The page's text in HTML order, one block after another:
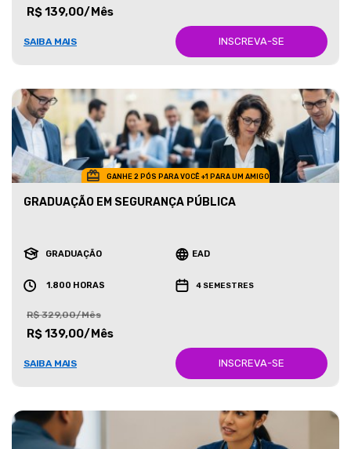
R$ 139,00/Mês
SAIBA MAIS INSCREVA-SE
GANHE 2 PÓS PARA VOCÊ +1 PARA UM AMIGO
GRADUAÇÃO EM SEGURANÇA PÚBLICA
GRADUAÇÃO EAD
1.800 HORAS 4 SEMESTRES
R$ 329,00/Mês
R$ 139,00/Mês
SAIBA MAIS INSCREVA-SE